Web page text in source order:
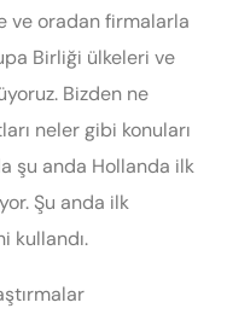
ve oradan firmalarla
Birliği ülkeleri ve
Bizden ne
neler gibi konuları
şu anda Hollanda ilk
Şu anda ilk
kullandı.